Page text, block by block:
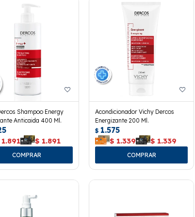
Shampoo Energy
Anticaida 400 Ml.
1.891 $ 1.891
Acondicionador Vichy Dercos
Energizante 200 Ml.
$ 1.575
$ 1.339 $ 1.339